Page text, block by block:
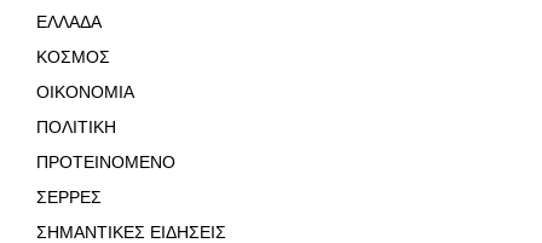
ΕΛΛΑΔΑ
ΚΟΣΜΟΣ
ΟΙΚΟΝΟΜΙΑ
ΠΟΛΙΤΙΚΗ
ΠΡΟΤΕΙΝΟΜΕΝΟ
ΣΕΡΡΕΣ
ΣΗΜΑΝΤΙΚΕΣ ΕΙΔΗΣΕΙΣ